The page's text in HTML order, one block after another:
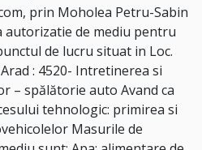
prin Moholea Petru-Sabin
de mediu pentru
de lucru situat in Loc.
: 4520- Intretinerea si
– spălătorie auto Avand ca
tehnologic: primirea si
Masurile de